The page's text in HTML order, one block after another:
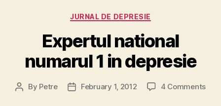
Categories
JURNAL DE DEPRESIE
Expertul national
numarul 1 in depresie
Post
By Petre
PostFebruary 1, 2012 4 Commentson